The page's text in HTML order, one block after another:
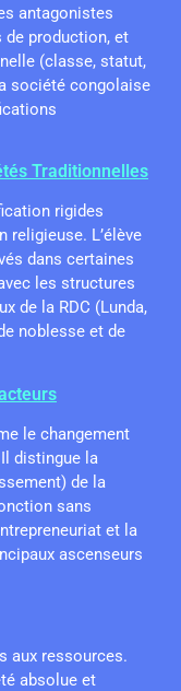
antagonistes
de production, et
(classe, statut,
société congolaise
Traditionnelles
rigides
L’élève
dans certaines
les structures
de la RDC (Lunda,
noblesse et de
le changement
distingue la
de la
sans
et la
ascenseurs
aux ressources.
absolue et